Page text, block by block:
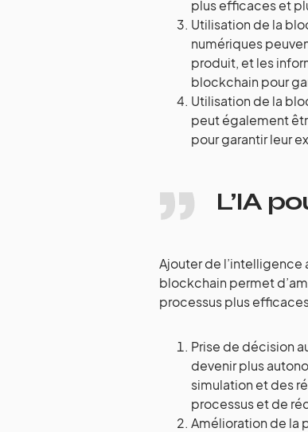
plus efficaces et
Utilisation de la
numériques
produit, et les
blockchain pour
Utilisation de la
peut également
pour garantir leur
L’IA
Ajouter de l’intelligence
blockchain permet
processus plus
Prise de décision
devenir plus
simulation et des
processus et de
Amélioration de la